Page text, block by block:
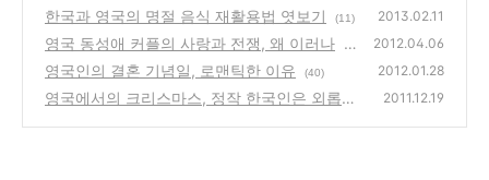
한국과 영국의 명절 음식 재활용법 엿보기 (11) 2013.02.11
영국 동성애 커플의 사랑과 전쟁, 왜 이러나
(4
9)
2012.04.06
영국인의 결혼 기념일, 로맨틱한 이유 (40) 2012.01.28
영국에서의 크리스마스, 정작 한국인은 외롭
2011.12.19